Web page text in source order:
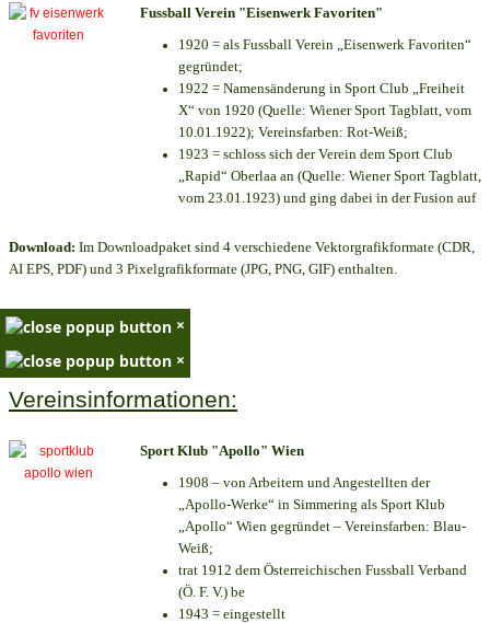
Fussball Verein "Eisenwerk Favoriten"
1920 = als Fussball Verein „Eisenwerk Favoriten“
gegründet;
1922 = Namensänderung in Sport Club „Freiheit
X“ von 1920 (Quelle: Wiener Sport Tagblatt, vom
10.01.1922); Vereinsfarben: Rot-Weiß;
1923 = schloss sich der Verein dem Sport Club
„Rapid“ Oberlaa an (Quelle: Wiener Sport Tagblatt,
vom 23.01.1923) und ging dabei in der Fusion auf
Download: Im Downloadpaket sind 4 verschiedene Vektorgrafikformate (CDR,
AI EPS, PDF) und 3 Pixelgrafikformate (JPG, PNG, GIF) enthalten.
×
×
Vereinsinformationen:
Sport Klub "Apollo" Wien
1908 – von Arbeitern und Angestellten der
„Apollo-Werke“ in Simmering als Sport Klub
„Apollo“ Wien gegründet – Vereinsfarben: Blau-
Weiß;
trat 1912 dem Österreichischen Fussball Verband
(Ö. F. V.) be
1943 = eingestellt